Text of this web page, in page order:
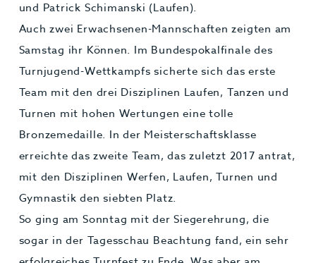
und Patrick Schimanski (Laufen).
Auch zwei Erwachsenen-Mannschaften zeigten am
Samstag ihr Können. Im Bundespokalfinale des
Turnjugend-Wettkampfs sicherte sich das erste
Team mit den drei Disziplinen Laufen, Tanzen und
Turnen mit hohen Wertungen eine tolle
Bronzemedaille. In der Meisterschaftsklasse
erreichte das zweite Team, das zuletzt 2017 antrat,
mit den Disziplinen Werfen, Laufen, Turnen und
Gymnastik den siebten Platz.
So ging am Sonntag mit der Siegerehrung, die
sogar in der Tagesschau Beachtung fand, ein sehr